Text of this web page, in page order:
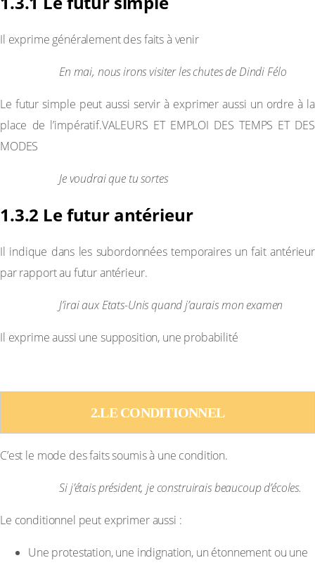
Il exprime généralement des faits à venir
En mai, nous irons visiter les chutes de Dindi Félo
Le futur simple peut aussi servir à exprimer aussi un ordre à la
place de l’impératif.VALEURS ET EMPLOI DES TEMPS ET DES
MODES
Je voudrai que tu sortes
1.3.2 Le futur antérieur
Il indique dans les subordonnées temporaires un fait antérieur
par rapport au futur antérieur.
J’irai aux Etats-Unis quand j’aurais mon examen
Il exprime aussi une supposition, une probabilité
2.LE CONDITIONNEL
C’est le mode des faits soumis à une condition.
Exemple :Si j’étais président, je construirais beaucoup d’écoles.
Le conditionnel peut exprimer aussi :
Une protestation, une indignation, un étonnement ou une